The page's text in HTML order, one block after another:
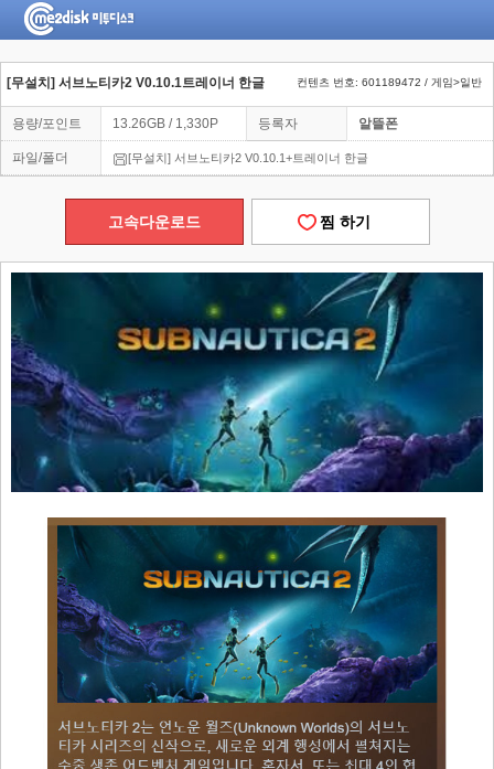
[무설치] 서브노티카2 V0.10.1트레이너 한글 컨텐츠 번호: 601189472 / 게임>일반
용량/포인트 13.26GB / 1,330P 등록자 알뜰폰
파일/폴더 [무설치] 서브노티카2 V0.10.1+트레이너 한글
고속다운로드 찜 하기